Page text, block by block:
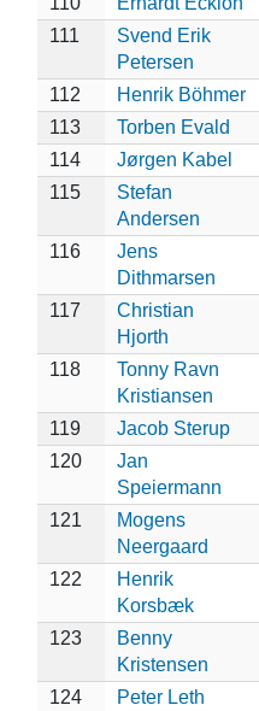
111
Svend Erik
Petersen
112 Henrik Böhmer
113
Torben Evald
114
Jørgen Kabel
115
Stefan
Andersen
116
Jens
Dithmarsen
117
Christian
Hjorth
118
Tonny Ravn
Kristiansen
119 Jacob Sterup
120
Jan
Speiermann
121
Mogens
Neergaard
122
Henrik
Korsbæk
123
Benny
Kristensen
124
Peter Leth